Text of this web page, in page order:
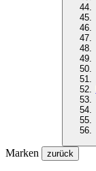
Marken zurück